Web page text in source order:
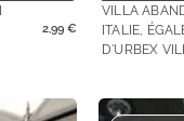
2,99 €
VILLA
ITALIE,
D'URBEX